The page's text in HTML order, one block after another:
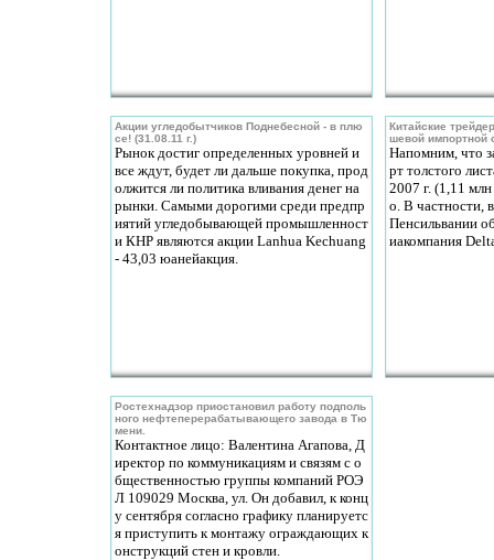
Акции угледобытчиков Поднебесной - в плю
се! (31.08.11 г.)
Рынок достиг определенных уровней и
все ждут, будет ли дальше покупка, прод
олжится ли политика вливания денег на
рынки. Самыми дорогими среди предпр
иятий угледобывающей промышленност
и КНР являются акции Lanhua Kechuang
- 43,03 юанейакция.
Китайские
шевой импортной
Напомним, что
рт толстого
2007 г. (1,11
о. В частности,
Пенсильвании
иакомпания
Ростехнадзор приостановил работу подполь
ного нефтеперерабатывающего завода в Тю
мени.
Контактное лицо: Валентина Агапова, Д
иректор по коммуникациям и связям с о
бщественностью группы компаний РОЭ
Л 109029 Москва, ул. Он добавил, к конц
у сентября согласно графику планируетс
я приступить к монтажу ограждающих к
онструкций стен и кровли.